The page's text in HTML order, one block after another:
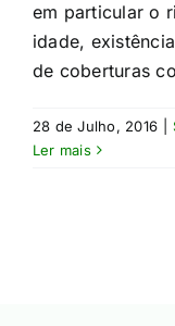
em particular o
idade,
de coberturas
28 de Julho, 2016
Ler mais